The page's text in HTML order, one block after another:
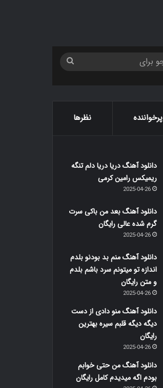
پرخواننده نظرها
دانلود آهنگ دریا دریا دلم تنگه
ریمیکس رامین کرمی
2025-04-26
دانلود آهنگ بعد من باکی سرت
گرم شده عالی رایگان
2025-04-26
دانلود آهنگ منم بد بودنو بلدم
اندازه تو میتونم سرد باشم بلدم
و متن رایگان
2025-04-26
دانلود آهنگ منو دادی از دست
دیگه دیگه قلبم سیره بهترین
رایگان
2025-04-26
دانلود آهنگ من حتی خوابم
بودم اگه میدیدم کامل رایگان